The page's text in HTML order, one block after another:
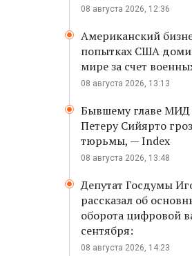
08 августа 2026, 12:36
Американский
попытках США
мире за счет
08 августа 2026, 13:13
Бывшему главе МИД
Петеру Сийярто
тюрьмы, — Index
08 августа 2026, 13:48
Депутат Госдумы
рассказал об
оборота цифровой
сентября:
08 августа 2026, 14:23